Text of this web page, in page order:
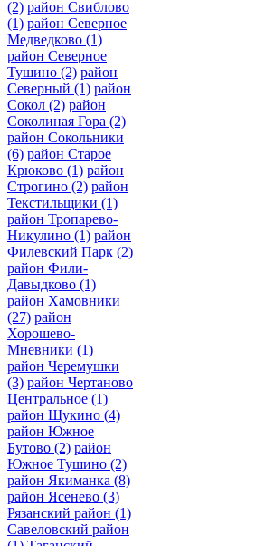
(2) район Свиблово
(1) район Северное
Медведково (1)
район Северное
Тушино (2) район
Северный (1) район
Сокол (2) район
Соколиная Гора (2)
район Сокольники
(6) район Старое
Крюково (1) район
Строгино (2) район
Текстильщики (1)
район Тропарево-
Никулино (1) район
Филевский Парк (2)
район Фили-
Давыдково (1)
район Хамовники
(27) район
Хорошево-
Мневники (1)
район Черемушки
(3) район Чертаново
Центральное (1)
район Щукино (4)
район Южное
Бутово (2) район
Южное Тушино (2)
район Якиманка (8)
район Ясенево (3)
Рязанский район (1)
Савеловский район